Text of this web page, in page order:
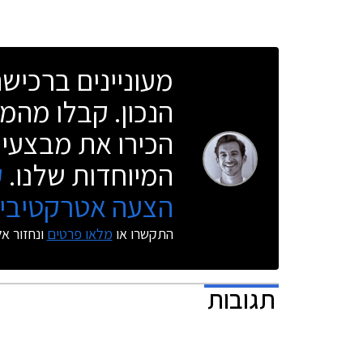
בצירוף
מעוניינים
הנכון. קבלו
הכירו את
המיוחדות שלנו.
הצעה
התקשרו או מלאו פרטים ונחזור
תגובות